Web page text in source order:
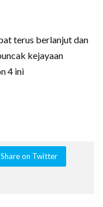
terus berlanjut dan
kejayaan
4 ini
Share on Twitter